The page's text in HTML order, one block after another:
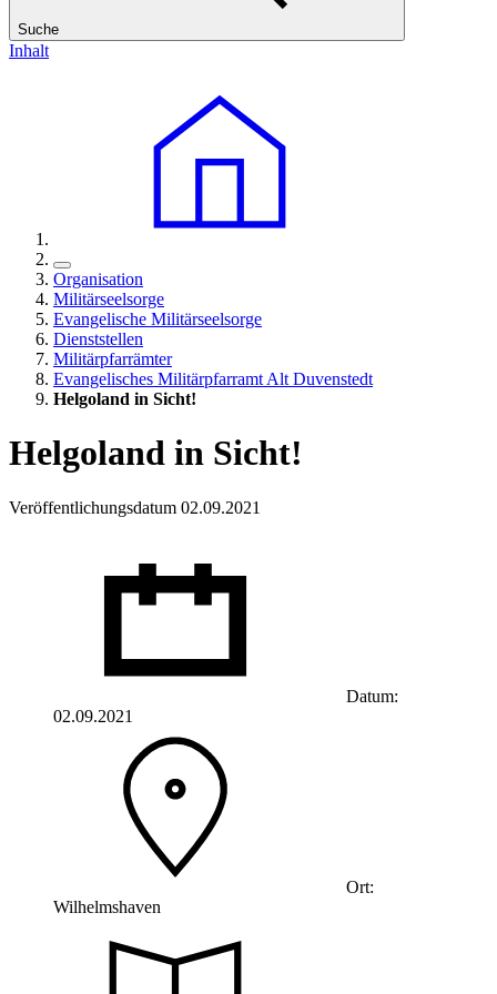
Suche
Inhalt
Organisation
Militärseelsorge
Evangelische Militärseelsorge
Dienststellen
Militärpfarrämter
Evangelisches Militärpfarramt Alt Duvenstedt
Helgoland in Sicht!
Helgoland in Sicht!
Veröffentlichungsdatum 02.09.2021
Datum:
02.09.2021
Ort:
Wilhelmshaven